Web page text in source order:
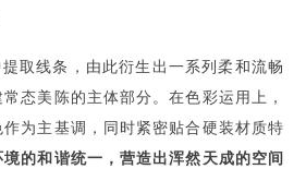
取线条，由此衍生出一系列柔和流畅
态美陈的主体部分。在色彩运用上，
为主基调，同时紧密贴合硬装材质特
的和谐统一，营造出浑然天成的空间